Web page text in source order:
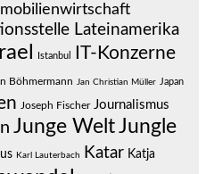
Lateinamerika
Istanbul IT-Konzerne
Böhmermann Jan Christian Müller Japan
Joseph Fischer Journalismus
Junge WeltJungle
Karl Lauterbach Katar Katja